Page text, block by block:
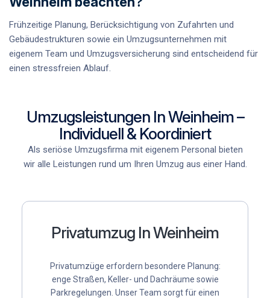
Frühzeitige Planung, Berücksichtigung von Zufahrten und
Gebäudestrukturen sowie ein Umzugsunternehmen mit
eigenem Team und Umzugsversicherung sind entscheidend für
einen stressfreien Ablauf.
Umzugsleistungen In Weinheim –
Individuell & Koordiniert
Als seriöse Umzugsfirma mit eigenem Personal bieten
wir alle Leistungen rund um Ihren Umzug aus einer Hand.
Privatumzug In Weinheim
Privatumzüge erfordern besondere Planung:
enge Straßen, Keller- und Dachräume sowie
Parkregelungen. Unser Team sorgt für einen